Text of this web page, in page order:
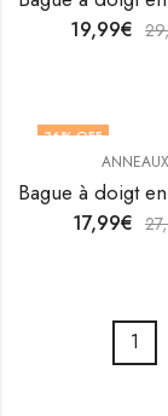
19,99€
36% OFF
ANNEAUX
17,99€
1